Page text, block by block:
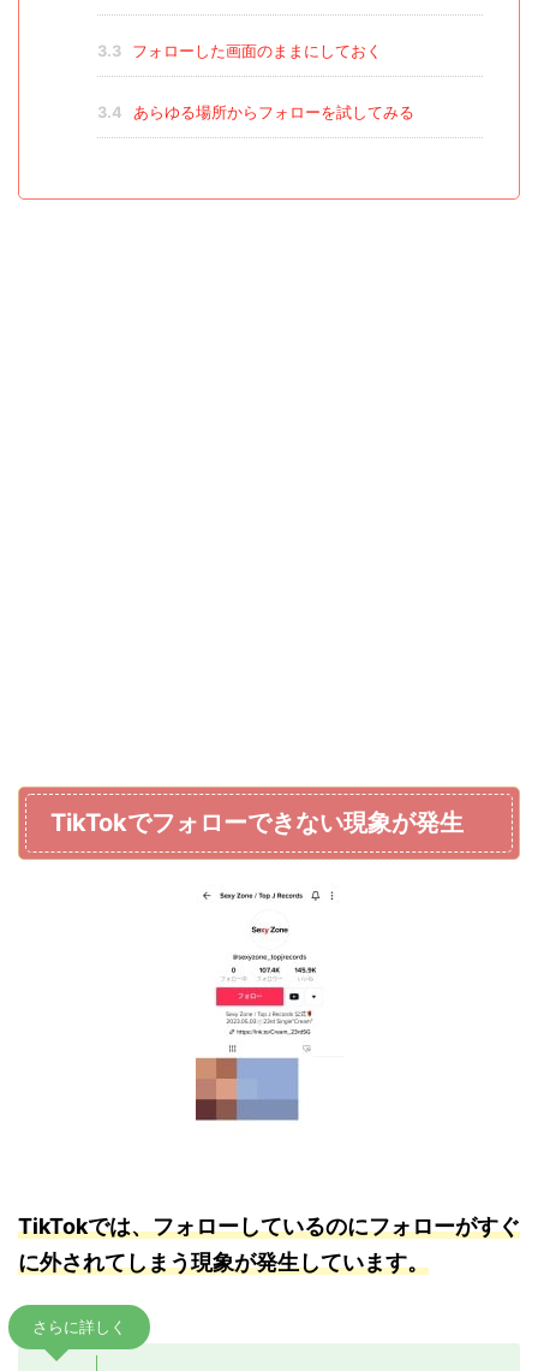
3.3 フォローした画面のままにしておく
3.4 あらゆる場所からフォローを試してみる
TikTokでフォローできない現象が発生
TikTokでは、フォローしているのにフォローがすぐ
に外されてしまう現象が発生しています。
さらに詳しく